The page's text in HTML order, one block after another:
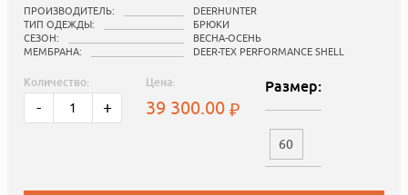
ПРОИЗВОДИТЕЛЬ:
DEERHUNTER
ТИП ОДЕЖДЫ:
БРЮКИ
СЕЗОН:
ВЕСНА-ОСЕНЬ
МЕМБРАНА:
DEER-TEX PERFORMANCE SHELL
Количество:
- +
Цена:
39 300.00
Размер:
60